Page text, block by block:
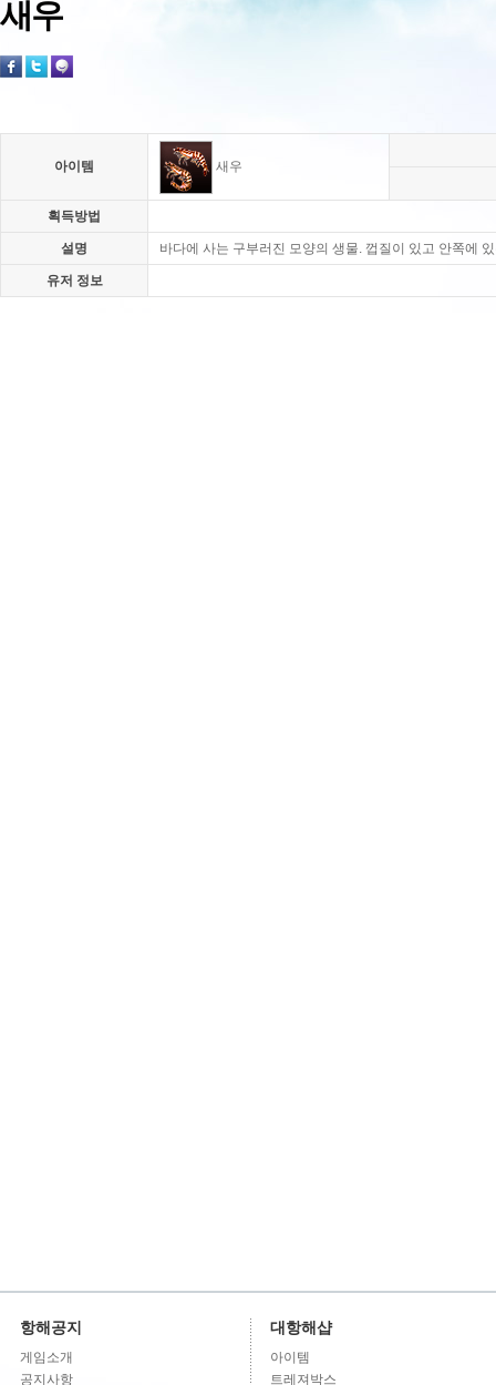
새우
아이템 새우
획득방법
설명 바다에 사는 구부러진 모양의 생물. 껍질이 있고 안쪽에
유저 정보
항해공지
게임소개
공지사항
대항해샵
아이템
트레져박스